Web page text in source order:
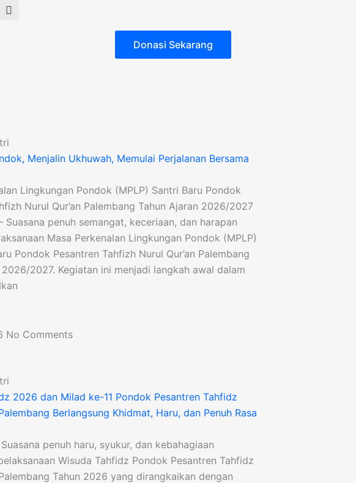
Donasi Sekarang
Menjalin Ukhuwah, Memulai Perjalanan Bersama
Lingkungan Pondok (MPLP) Santri Baru Pondok
Nurul Qur’an Palembang Tahun Ajaran 2026/2027
penuh semangat, keceriaan, dan harapan
Masa Perkenalan Lingkungan Pondok (MPLP)
Pondok Pesantren Tahfizh Nurul Qur’an Palembang
2026/2027. Kegiatan ini menjadi langkah awal dalam
No Comments
2026 dan Milad ke-11 Pondok Pesantren Tahfidz
Berlangsung Khidmat, Haru, dan Penuh Rasa
penuh haru, syukur, dan kebahagiaan
Wisuda Tahfidz Pondok Pesantren Tahfidz
Tahun 2026 yang dirangkaikan dengan